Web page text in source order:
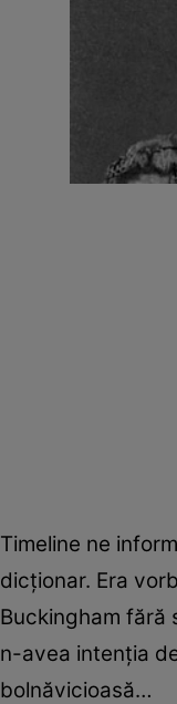
Timeline ne
dicționar. Era
Buckingham fără
n-avea intenția
bolnăvicioasă…